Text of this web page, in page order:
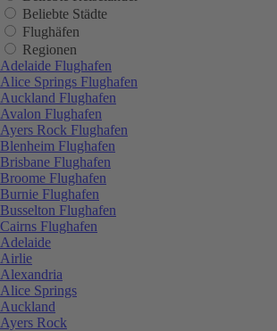
Beliebte Städte
Flughäfen
Regionen
Adelaide Flughafen
Alice Springs Flughafen
Auckland Flughafen
Avalon Flughafen
Ayers Rock Flughafen
Blenheim Flughafen
Brisbane Flughafen
Broome Flughafen
Burnie Flughafen
Busselton Flughafen
Cairns Flughafen
Adelaide
Airlie
Alexandria
Alice Springs
Auckland
Ayers Rock